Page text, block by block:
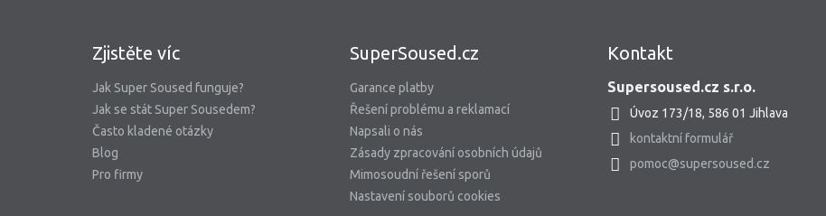
Zjistěte víc
Jak Super Soused funguje?
Jak se stát Super Sousedem?
Často kladené otázky
Blog
Pro firmy
SuperSoused.cz
Garance platby
Řešení problému a reklamací
Napsali o nás
Zásady zpracování osobních údajů
Mimosoudní řešení sporů
Nastavení souborů cookies
Kontakt
Supersoused.cz s.r.o.
Úvoz 173/18, 586 01 Jihlava
kontaktní formulář
pomoc@supersoused.cz